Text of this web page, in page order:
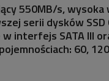
550MB/s,
serii dysków SSD
w interfejs SATA III
60,